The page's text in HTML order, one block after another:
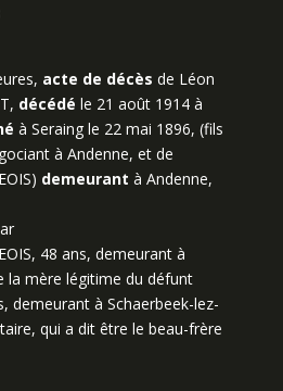
acte de décès de Léon
décédé le 21 août 1914 à
à Seraing le 22 mai 1896, (fils
à Andenne, et de
demeurant à Andenne,
48 ans, demeurant à
la mère légitime du défunt
demeurant à Schaerbeek-lez-
qui a dit être le beau-frère